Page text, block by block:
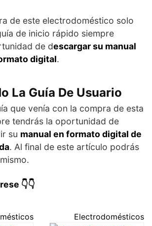
de este electrodoméstico solo
de inicio rápido siempre
de descargar su manual
digital.
La Guía De Usuario
que venía con la compra de esta
tendrás la oportunidad de
su manual en formato digital de
. Al final de este artículo podrás
👇👇
Electrodomésticos